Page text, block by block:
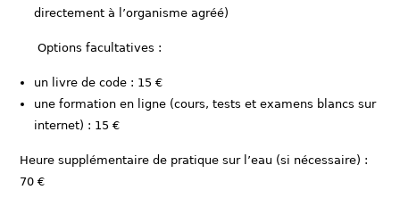
directement à l’organisme agréé)
Options facultatives :
un livre de code : 15 €
une formation en ligne (cours, tests et examens blancs sur
internet) : 15 €
Heure supplémentaire de pratique sur l’eau (si nécessaire) :
70 €